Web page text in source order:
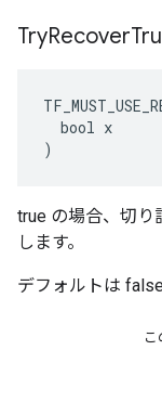
TryRecover
  bool x
)
true の場合、切り
します。
デフォルトは
こ